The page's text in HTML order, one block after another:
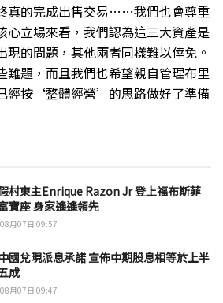
真的完成出售交易……我們也會尊重
心立場來看，我們認為這三大資產是
現的問題，其他兩者同樣難以倖免。
難題，而且我們也希望親自管理布里
經按‘整體經營’的思路做好了準備
村東主Enrique Razon Jr 登上福布斯菲
寶座 身家遙遙領先
月07日 09:57
國兌現派息承諾 宣佈中期股息相等於上半
成
月07日 09:47